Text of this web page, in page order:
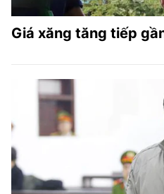
Giá xăng tăng tiếp